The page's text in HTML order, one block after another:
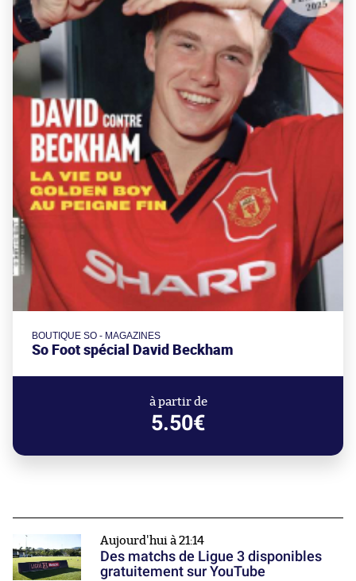
BOUTIQUE SO - MAGAZINES
So Foot spécial David Beckham
à partir de
5.50€
Aujourd'hui à 21:14
Des matchs de Ligue 3 disponibles
gratuitement sur YouTube